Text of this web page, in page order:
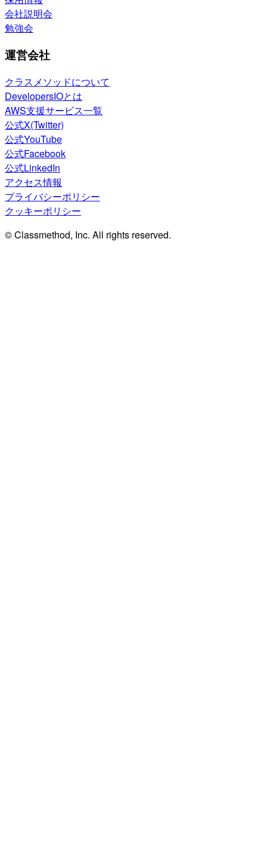
会社説明会
勉強会
運営会社
クラスメソッドについて
DevelopersIOとは
AWS支援サービス一覧
公式X(Twitter)
公式YouTube
公式Facebook
公式LinkedIn
アクセス情報
プライバシーポリシー
クッキーポリシー
© Classmethod, Inc. All rights reserved.